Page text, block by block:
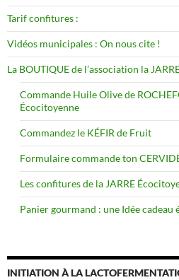
Tarif confitures :
Vidéos municipales : On nous cite !
La BOUTIQUE de l’association la
Commande Huile Olive de
Écocitoyenne
Commandez le KÉFIR de Fruit
Formulaire commande ton
Les confitures de la JARRE
Panier gourmand : une Idée cadeau
INITIATION À LA